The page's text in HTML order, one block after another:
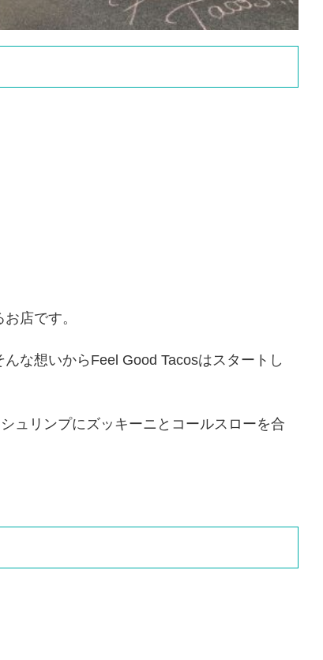
店です。
な想いからFeel Good Tacosはスタートし
ュリンプにズッキーニとコールスローを合